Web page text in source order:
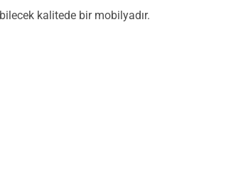
kalitede bir mobilyadır.